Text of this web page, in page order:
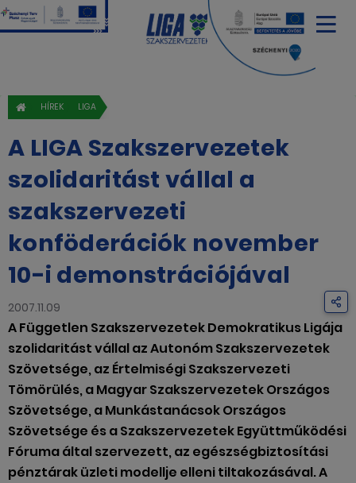
HÍREK LIGA
A LIGA Szakszervezetek
szolidaritást vállal a
szakszervezeti
konföderációk november
10-i demonstrációjával
2007.11.09
A Független Szakszervezetek Demokratikus Ligája
szolidaritást vállal az Autonóm Szakszervezetek
Szövetsége, az Értelmiségi Szakszervezeti
Tömörülés, a Magyar Szakszervezetek Országos
Szövetsége, a Munkástanácsok Országos
Szövetsége és a Szakszervezetek Együttműködési
Fóruma által szervezett, az egészségbiztosítási
pénztárak üzleti modellje elleni tiltakozásával. A